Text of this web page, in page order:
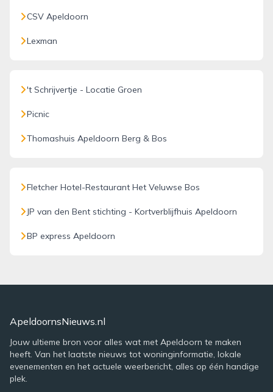
CSV Apeldoorn
Lexman
't Schrijvertje - Locatie Groen
Picnic
Thomashuis Apeldoorn Berg & Bos
Fletcher Hotel-Restaurant Het Veluwse Bos
JP van den Bent stichting - Kortverblijfhuis Apeldoorn
BP express Apeldoorn
ApeldoornsNieuws.nl
Jouw ultieme bron voor alles wat met Apeldoorn te maken
heeft. Van het laatste nieuws tot woninginformatie, lokale
evenementen en het actuele weerbericht, alles op één handige
plek.